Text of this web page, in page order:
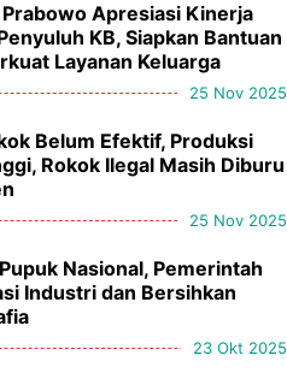
Apresiasi Kinerja
KB, Siapkan Bantuan
Layanan Keluarga
25 Nov 2025
Belum Efektif, Produksi
Rokok Ilegal Masih Diburu
25 Nov 2025
Nasional, Pemerintah
Industri dan Bersihkan
23 Okt 2025